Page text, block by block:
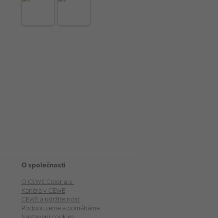
O společnosti
O CEWE Color a.s.
Kariéra v CEWE
CEWE a udržitelnost
Podporujeme a pomáháme